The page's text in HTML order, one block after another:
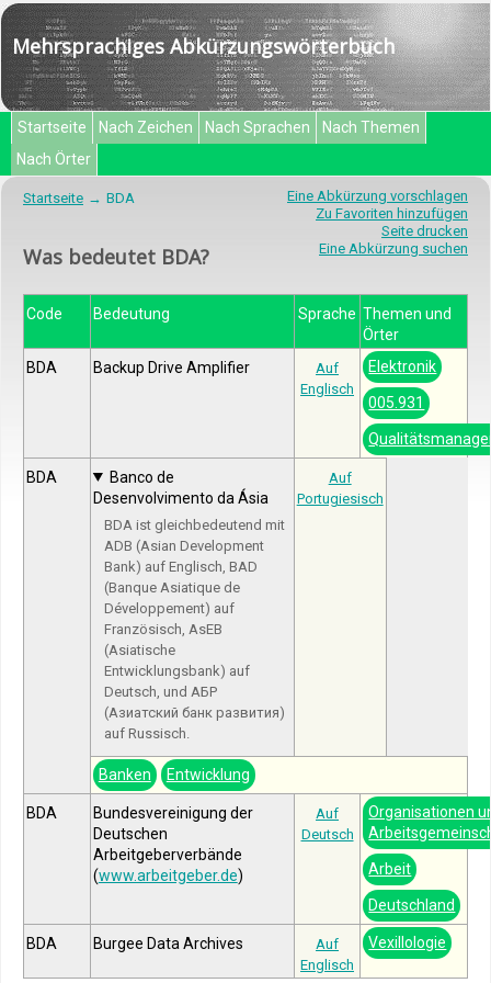
Mehrsprachiges Abkürzungswörterbuch
Startseite Nach Zeichen Nach Sprachen
Nach Themen
Nach Örter
Eine Abkürzung vorschlagen
Zu Favoriten hinzufügen
Seite drucken
Eine Abkürzung suchen
Startseite BDA
Was bedeutet BDA?
Code Bedeutung Sprache Themen und
Örter
BDA
Backup Drive Amplifier
Auf
Englisch
Elektronik
005.931
BDA
Banco de
Desenvolvimento da Ásia
BDA ist gleichbedeutend mit
ADB (Asian Development
Bank) auf Englisch, BAD
(Banque Asiatique de
Développement) auf
Französisch, AsEB
(Asiatische
Entwicklungsbank) auf
Deutsch, und АБР
(Азиатский банк развития)
auf Russisch.
Auf
Portugiesisch
Banken Entwicklung
BDA
Bundesvereinigung der
Deutschen
Arbeitgeberverbände
(www.arbeitgeber.de)
Auf
Deutsch
Organisationen
Arbeit
Deutschland
BDA Burgee Data Archives
Auf
Englisch
Vexillologie